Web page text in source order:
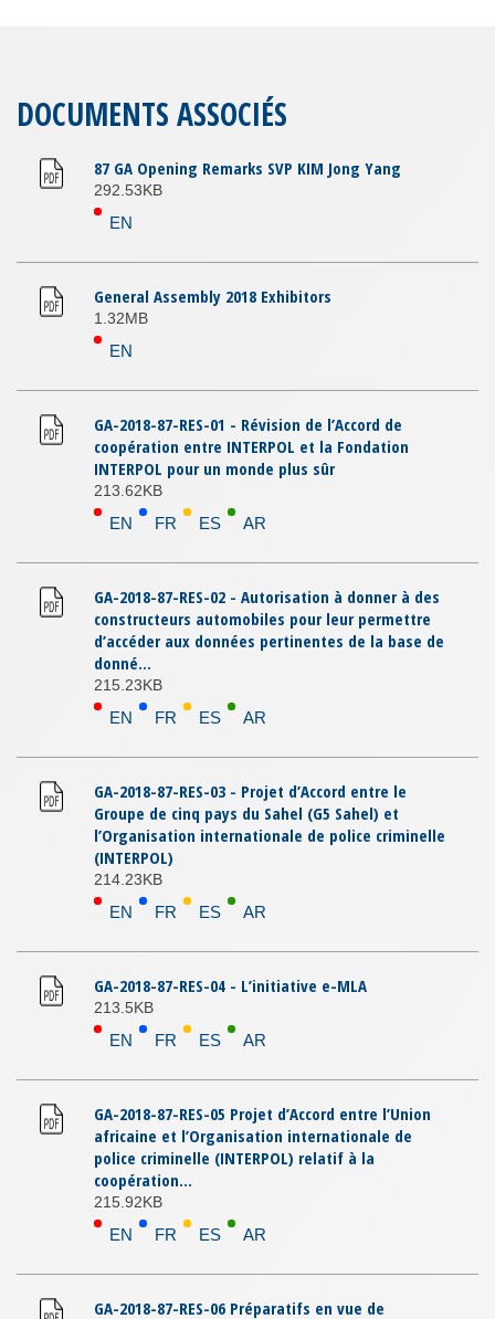
DOCUMENTS ASSOCIÉS
87 GA Opening Remarks SVP KIM Jong Yang
292.53KB
EN
General Assembly 2018 Exhibitors
1.32MB
EN
GA-2018-87-RES-01 - Révision de l’Accord de
coopération entre INTERPOL et la Fondation
INTERPOL pour un monde plus sûr
213.62KB
EN FR ES AR
GA-2018-87-RES-02 - Autorisation à donner à des
constructeurs automobiles pour leur permettre
d’accéder aux données pertinentes de la base de
donné...
215.23KB
EN FR ES AR
GA-2018-87-RES-03 - Projet d’Accord entre le
Groupe de cinq pays du Sahel (G5 Sahel) et
l’Organisation internationale de police criminelle
(INTERPOL)
214.23KB
EN FR ES AR
GA-2018-87-RES-04 - L’initiative e-MLA
213.5KB
EN FR ES AR
GA-2018-87-RES-05 Projet d’Accord entre l’Union
africaine et l’Organisation internationale de
police criminelle (INTERPOL) relatif à la
coopération...
215.92KB
EN FR ES AR
GA-2018-87-RES-06 Préparatifs en vue de